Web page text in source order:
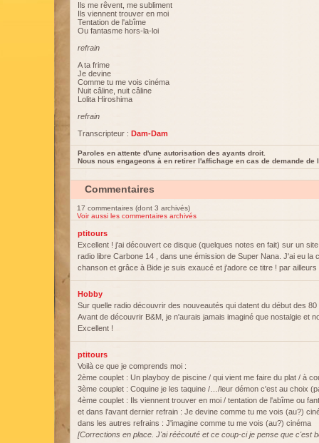
Ils me rêvent, me subliment
Ils viennent trouver en moi
Tentation de l'abîme
Ou fantasme hors-la-loi
refrain
A ta frime
Je devine
Comme tu me vois cinéma
Nuit câline, nuit câline
Lolita Hiroshima
refrain
Transcripteur : Dam-Dam
Paroles en attente d'une autorisation des ayants droit.
Nous nous engageons à en retirer l'affichage en cas de demande de
Commentaires
17 commentaires (dont 3 archivés)
Voir aussi les commentaires archivés
ptitours
Excellent ! j'ai découvert ce disque (quelques notes en fait) sur un
radio libre Carbone 14 , dans une émission de Super Nana. J'ai eu la
chanson et grâce à Bide je suis exaucé et j'adore ce titre ! par
Hobby
Sur quelle radio découvrir des nouveautés qui datent du début des 80
Avant de découvrir B&M, je n'aurais jamais imaginé que nostalgie et
Excellent !
ptitours
Voilà ce que je comprends moi :
2ème couplet : Un playboy de piscine / qui vient me faire du plat / à
3ème couplet : Coquine je les taquine /…/leur démon c'est au choix
4ème couplet : Ils viennent trouver en moi / tentation de l'abîme ou
et dans l'avant dernier refrain : Je devine comme tu me vois (au?)
dans les autres refrains : J'imagine comme tu me vois (au?) cinéma
[Corrections en place. J'ai réécouté et ce coup-ci je pense que c'est